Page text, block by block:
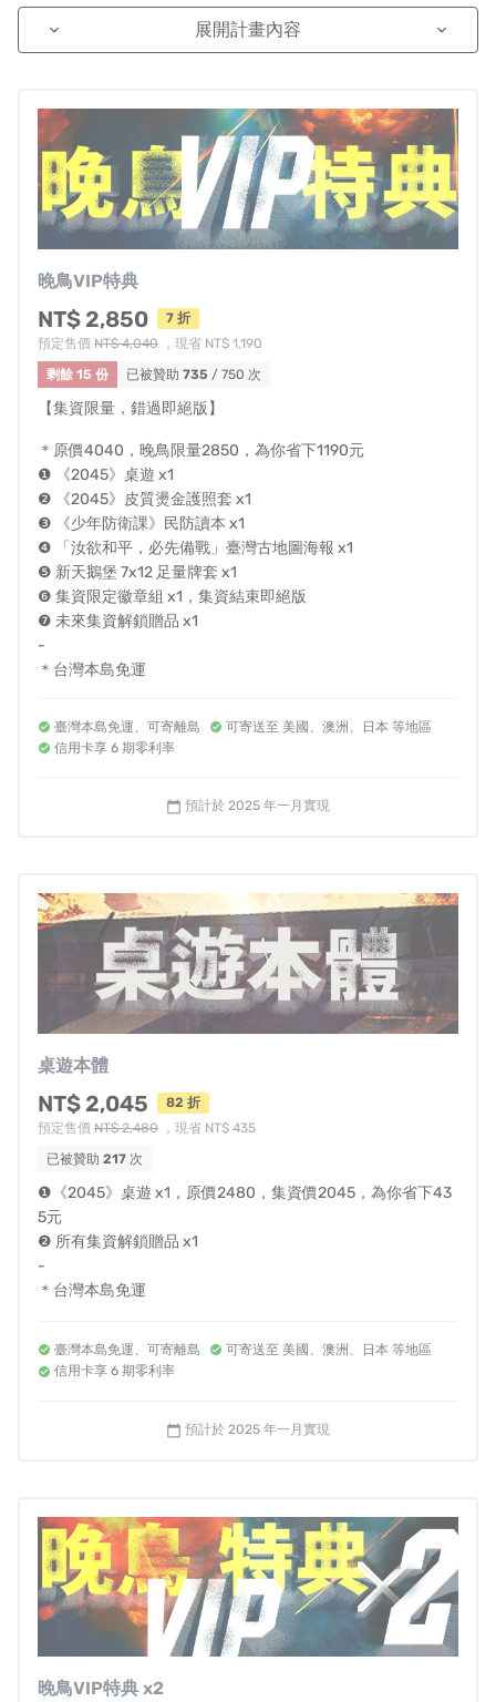
《2045》描述外敵入侵、內部分裂的情境，透過架空的未
集資以來，不少人因為各種因素婉拒合作，但我們對於遊
戲性相當有信心。
而在尚未進行海外宣傳的現在，國際主流媒體包含華爾街
訪，我們誠惶誠恐，備感榮幸。
《2045》確定製作英文版，真心感謝促成這款作品的你。
VIP晚鳥特典限量追加！敬請把握
你將以絕無僅有的 7 折入手全系列周邊，
定！錯過即絕版
＊開發中示意，成品將更加精美
向的最佳民防知識入門書
台灣古地圖「汝欲和平，必先備戰！」
集資限定「水豚大仔」徽章！迷走吉祥物亦將於遊戲
2045 皮質燙金護照套：由 2016 年主理國慶主視覺的
賴柏燁設計師操刀
＊開發中示意，成品將更加精美
你對戰爭沒興趣，戰爭對你有興趣
我們是迷走工作坊，專注於台灣文史內容的遊戲開發，過
去曾出版《台北大空襲》、《高雄大空襲》等桌遊。
＊開發中示意，成品將更加精美
《2045》：一個危在旦夕的未來，三分鐘走路痛影
西元 2045 年，二戰台北大空襲 100 年後，中國對台發動
keyboard_arrow_down 展開計畫內容 keyboard_arrow_down
晚鳥VIP特典
NT$ 2,850
7 折
預定售價 NT$ 4,040 ，現省 NT$ 1,190
剩餘 15 份
已被贊助 735 / 750 次
【集資限量，錯過即絕版】
＊原價4040，晚鳥限量2850，為你省下1190元
❶ 《2045》桌遊 x1
❷ 《2045》皮質燙金護照套 x1
❸ 《少年防衛課》民防讀本 x1
❹ 「汝欲和平，必先備戰」臺灣古地圖海報 x1
❺ 新天鵝堡 7x12 足量牌套 x1
❻ 集資限定徽章組 x1，集資結束即絕版
❼ 未來集資解鎖贈品 x1
-
＊台灣本島免運
臺灣本島免運、可寄離島
可寄送至 美國、澳洲、日本 等地區
信用卡享 6 期零利率
calendar_today 預計於 2025 年一月實現
桌遊本體
NT$ 2,045
82 折
預定售價 NT$ 2,480 ，現省 NT$ 435
已被贊助 217 次
❶《2045》桌遊 x1，原價2480，集資價2045，為你省下43
5元
❷ 所有集資解鎖贈品 x1
-
＊台灣本島免運
臺灣本島免運、可寄離島
可寄送至 美國、澳洲、日本 等地區
信用卡享 6 期零利率
calendar_today 預計於 2025 年一月實現
晚鳥VIP特典 x2